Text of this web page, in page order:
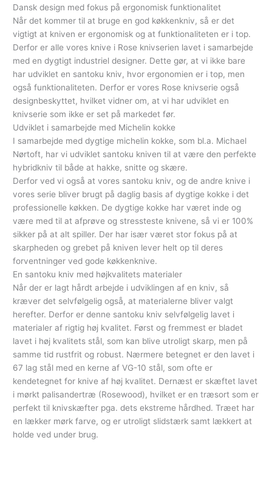
Dansk design med fokus på ergonomisk funktionalitet
Når det kommer til at bruge en god køkkenkniv, så er det
vigtigt at kniven er ergonomisk og at funktionaliteten er i top.
Derfor er alle vores knive i Rose knivserien lavet i samarbejde
med en dygtigt industriel designer. Dette gør, at vi ikke bare
har udviklet en santoku kniv, hvor ergonomien er i top, men
også funktionaliteten. Derfor er vores Rose knivserie også
designbeskyttet, hvilket vidner om, at vi har udviklet en
knivserie som ikke er set på markedet før.
Udviklet i samarbejde med Michelin kokke
I samarbejde med dygtige michelin kokke, som bl.a. Michael
Nørtoft, har vi udviklet santoku kniven til at være den perfekte
hybridkniv til både at hakke, snitte og skære.
Derfor ved vi også at vores santoku kniv, og de andre knive i
vores serie bliver brugt på daglig basis af dygtige kokke i det
professionelle køkken. De dygtige kokke har været inde og
være med til at afprøve og stressteste knivene, så vi er 100%
sikker på at alt spiller. Der har især været stor fokus på at
skarpheden og grebet på kniven lever helt op til deres
forventninger ved gode køkkenknive.
En santoku kniv med højkvalitets materialer
Når der er lagt hårdt arbejde i udviklingen af en kniv, så
kræver det selvfølgelig også, at materialerne bliver valgt
herefter. Derfor er denne santoku kniv selvfølgelig lavet i
materialer af rigtig høj kvalitet. Først og fremmest er bladet
lavet i høj kvalitets stål, som kan blive utroligt skarp, men på
samme tid rustfrit og robust. Nærmere betegnet er den lavet i
67 lag stål med en kerne af VG-10 stål, som ofte er
kendetegnet for knive af høj kvalitet. Dernæst er skæftet lavet
i mørkt palisandertræ (Rosewood), hvilket er en træsort som er
perfekt til knivskæfter pga. dets ekstreme hårdhed. Træet har
en lækker mørk farve, og er utroligt slidstærk samt lækkert at
holde ved under brug.